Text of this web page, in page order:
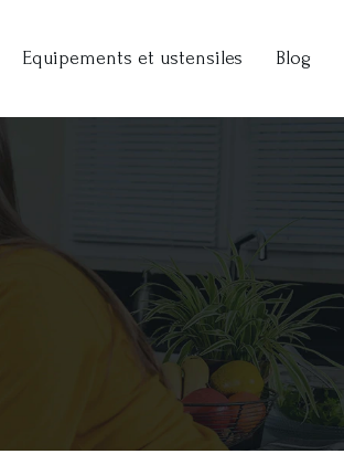
Equipements et ustensiles Blog